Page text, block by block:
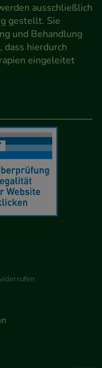
ausschließlich
gestellt. Sie
und Behandlung
dass hierdurch
eingeleitet